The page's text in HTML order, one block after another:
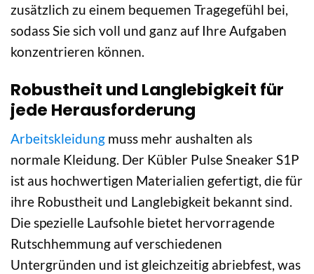
zusätzlich zu einem bequemen Tragegefühl bei,
sodass Sie sich voll und ganz auf Ihre Aufgaben
konzentrieren können.
Robustheit und Langlebigkeit für
jede Herausforderung
Arbeitskleidung muss mehr aushalten als
normale Kleidung. Der Kübler Pulse Sneaker S1P
ist aus hochwertigen Materialien gefertigt, die für
ihre Robustheit und Langlebigkeit bekannt sind.
Die spezielle Laufsohle bietet hervorragende
Rutschhemmung auf verschiedenen
Untergründen und ist gleichzeitig abriebfest, was